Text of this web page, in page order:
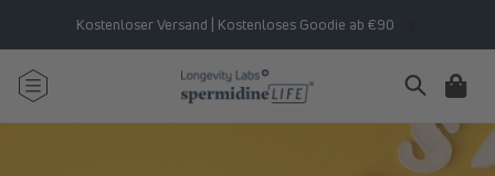
Inhalt
Kostenloser Versand | Kostenloses Goodie ab €90
Warenkorb